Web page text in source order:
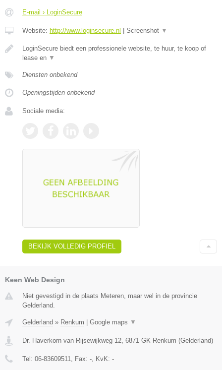
E-mail › LoginSecure
Website: http://www.loginsecure.nl Screenshot ▼
LoginSecure biedt een professionele website, te huur, te koop of
lease en ▼
Diensten onbekend
Openingstijden onbekend
Sociale media:
BEKIJK VOLLEDIG PROFIEL
Keen Web Design
Niet gevestigd in de plaats Meteren, maar wel in de provincie
Gelderland.
Gelderland » Renkum | Google maps ▼
Dr. Haverkorn van Rijsewijkweg 12 6871 GK Renkum (Gelderland)
Tel: 06-83609511 , Fax: - , KvK: -